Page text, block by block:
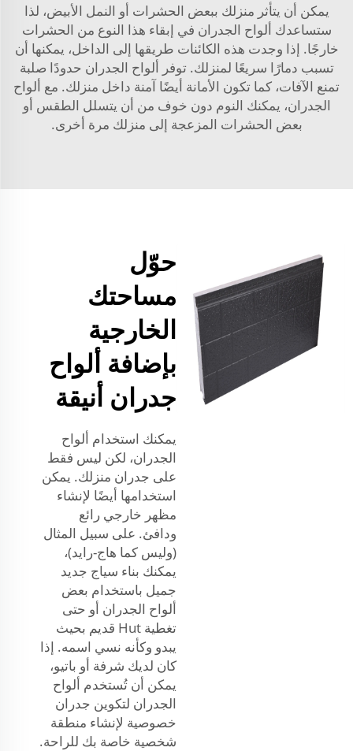
يمكن أن يتأثر منزلك ببعض الحشرات أو النمل الأبيض، لذا
ستساعدك ألواح الجدران في إبقاء هذا النوع من الحشرات
خارجًا. إذا وجدت هذه الكائنات طريقها إلى الداخل، يمكنها أن
تسبب دمارًا سريعًا لمنزلك. توفر ألواح الجدران حدودًا صلبة
تمنع الآفات، كما تكون الأمانة أيضًا آمنة داخل منزلك. مع ألواح
الجدران، يمكنك النوم دون خوف من أن يتسلل الطقس أو
بعض الحشرات المزعجة إلى منزلك مرة أخرى.
حوّل
مساحتك
الخارجية
بإضافة ألواح
جدران أنيقة
يمكنك استخدام ألواح
الجدران، لكن ليس فقط
على جدران منزلك. يمكن
استخدامها أيضًا لإنشاء
مظهر خارجي رائع
ودافئ. على سبيل المثال
(وليس كما هاج-رايد)،
يمكنك بناء سياج جديد
جميل باستخدام بعض
ألواح الجدران أو حتى
تغطية Hut قديم بحيث
يبدو وكأنه نسي اسمه. إذا
كان لديك شرفة أو باتيو،
يمكن أن تُستخدم ألواح
الجدران لتكوين جدران
خصوصية لإنشاء منطقة
شخصية خاصة بك للراحة.